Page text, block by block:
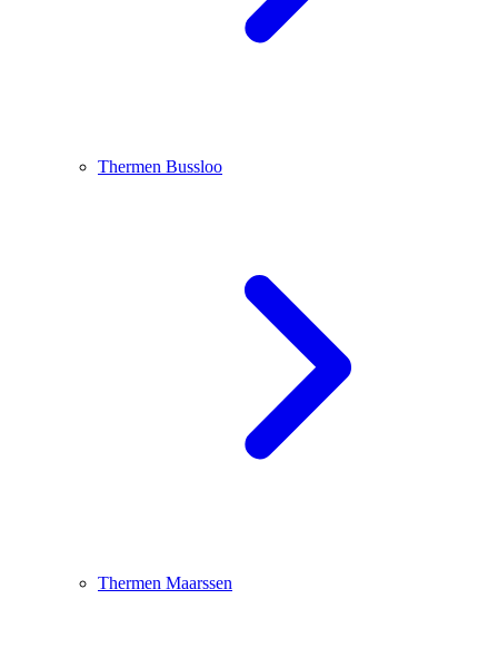
Thermen Bussloo
Thermen Maarssen